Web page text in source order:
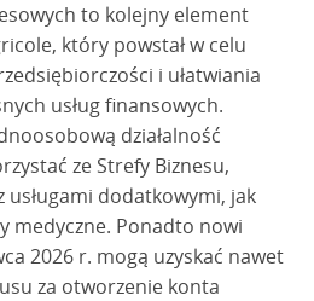
to kolejny element
który powstał w celu
i ułatwiania
usług finansowych.
działalność
ze Strefy Biznesu,
dodatkowymi, jak
medyczne. Ponadto nowi
2026 r. mogą uzyskać nawet
za otworzenie konta